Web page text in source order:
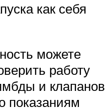
как себя
можете
работу
и клапанов
показаниям